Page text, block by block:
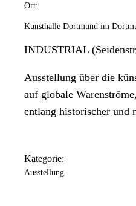
Ort:
Kunsthalle Dortmund im
INDUSTRIAL
Ausstellung über die
auf globale
entlang historischer und
Kategorie:
Ausstellung